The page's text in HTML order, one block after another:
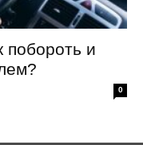
побороть и
0